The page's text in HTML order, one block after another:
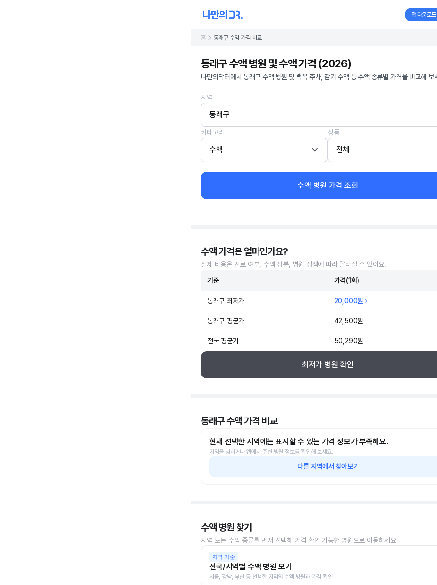
앱 다운로드
홈 동래구 수액 가격 비교
동래구 수액 병원 및 수액 가격 (2026)
나만의닥터에서 동래구 수액 병원 및 백옥 주사, 감기 수액 등 수액 종류별 가격을 비교해 보
지역
동래구
카테고리
수액
상품
전체
수액 병원 가격 조회
수액 가격은 얼마인가요?
실제 비용은 진료 여부, 수액 성분, 병원 정책에 따라 달라질 수 있어요.
기준 가격(1회)
동래구 최저가 20,000원
동래구 평균가 42,500원
전국 평균가 50,290원
최저가 병원 확인
동래구 수액 가격 비교
현재 선택한 지역에는 표시할 수 있는 가격 정보가 부족해요.
지역을 넓히거나 앱에서 주변 병원 정보를 확인해 보세요.
다른 지역에서 찾아보기
수액 병원 찾기
지역 또는 수액 종류를 먼저 선택해 가격 확인 가능한 병원으로 이동하세요.
지역 기준
전국/지역별 수액 병원 보기
서울, 강남, 부산 등 선택한 지역의 수액 병원과 가격 확인